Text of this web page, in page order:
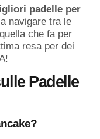
padelle per
navigare tra le
che fa per
resa per dei
Padelle